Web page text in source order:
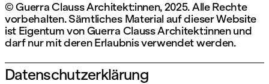
© Guerra Clauss Architekt:innen, 2025. Alle Rechte
vorbehalten. Sämtliches Material auf dieser Website
ist Eigentum von Guerra Clauss Architekt:innen und
darf nur mit deren Erlaubnis verwendet werden.
Datenschutzerklärung